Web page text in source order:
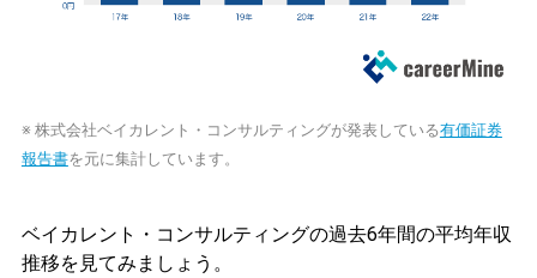
※ 株式会社ベイカレント・コンサルティングが発表している有価証券
報告書を元に集計しています。
ベイカレント・コンサルティングの過去6年間の平均年収
推移を見てみましょう。